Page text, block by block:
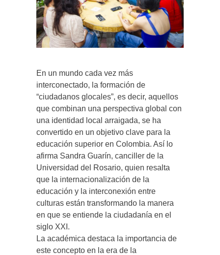
En un mundo cada vez más
interconectado, la formación de
“ciudadanos glocales”, es decir, aquellos
que combinan una perspectiva global con
una identidad local arraigada, se ha
convertido en un objetivo clave para la
educación superior en Colombia. Así lo
afirma Sandra Guarín, canciller de la
Universidad del Rosario, quien resalta
que la internacionalización de la
educación y la interconexión entre
culturas están transformando la manera
en que se entiende la ciudadanía en el
siglo XXI.
La académica destaca la importancia de
este concepto en la era de la